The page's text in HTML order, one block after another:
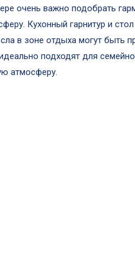
очень важно подобрать
Кухонный гарнитур и
в зоне отдыха могут быть
подходят для
атмосферу.